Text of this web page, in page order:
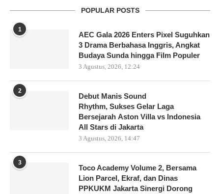
POPULAR POSTS
1
AEC Gala 2026 Enters Pixel Suguhkan
3 Drama Berbahasa Inggris, Angkat
Budaya Sunda hingga Film Populer
3 Agustus, 2026, 12:24
2
Debut Manis Sound
Rhythm, Sukses Gelar Laga
Bersejarah Aston Villa vs Indonesia
All Stars di Jakarta
3 Agustus, 2026, 14:47
3
Toco Academy Volume 2, Bersama
Lion Parcel, Ekraf, dan Dinas
PPKUKM Jakarta Sinergi Dorong